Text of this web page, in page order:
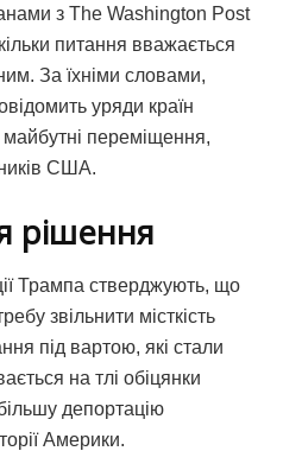
з The Washington Post
питання вважається
За їхніми словами,
уряди країн
переміщення,
США.
рішення
Трампа стверджують, що
звільнити місткість
під вартою, які стали
на тлі обіцянки
депортацію
Америки.